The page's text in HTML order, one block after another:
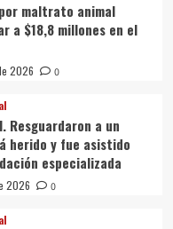
maltrato animal
a $18,8 millones en el
2026 0
Resguardaron a un
herido y fue asistido
especializada
2026 0